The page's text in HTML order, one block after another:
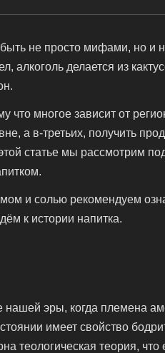
не просто мифами, но и
алкоголь делается из
многое зависит от
а в-третьих, получить
статье мы рассмотрим
и солью рекомендуем
к истории напитка.
нашей эры, когда племена
имеет свойство
теологическая теория,